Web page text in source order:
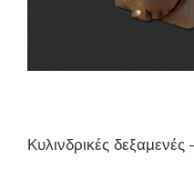
Κυλινδρικές δεξαμενές